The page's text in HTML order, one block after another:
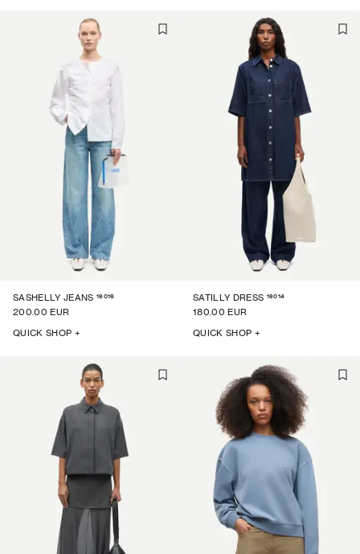
SASHELLY JEANS 16016
200.00 EUR
QUICK SHOP +
SATILLY DRESS 16014
180.00 EUR
QUICK SHOP +